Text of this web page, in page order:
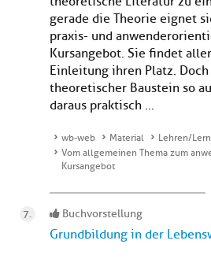
gerade die Theorie eignet
praxis- und
Kursangebot. Sie findet
Einleitung ihren Platz.
theoretischer Baustein so
daraus praktisch ...
wb-web Material
Lehren/
Vom allgemeinen Thema zum
Kursangebot
Buchvorstellung
Grundbildung in der